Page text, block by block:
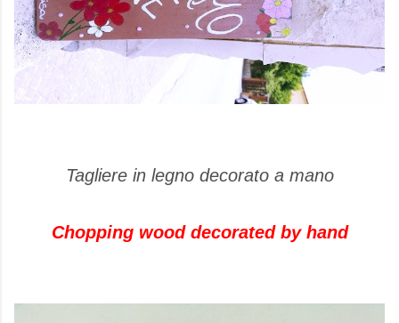
Tagliere in legno decorato a mano
Chopping wood decorated by hand